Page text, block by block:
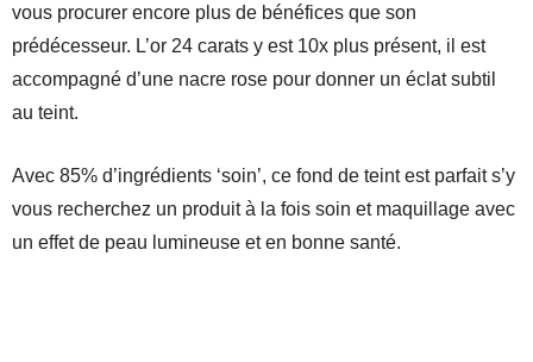
vous procurer encore plus de bénéfices que son
prédécesseur. L’or 24 carats y est 10x plus présent, il est
accompagné d’une nacre rose pour donner un éclat subtil
au teint.
Avec 85% d’ingrédients ‘soin’, ce fond de teint est parfait s’y
vous recherchez un produit à la fois soin et maquillage avec
un effet de peau lumineuse et en bonne santé.